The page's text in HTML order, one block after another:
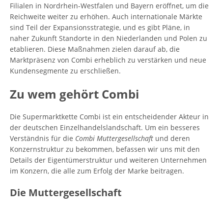
Filialen in Nordrhein-Westfalen und Bayern eröffnet, um die
Reichweite weiter zu erhöhen. Auch internationale Märkte
sind Teil der Expansionsstrategie, und es gibt Pläne, in
naher Zukunft Standorte in den Niederlanden und Polen zu
etablieren. Diese Maßnahmen zielen darauf ab, die
Marktpräsenz von Combi erheblich zu verstärken und neue
Kundensegmente zu erschließen.
Zu wem gehört Combi
Die Supermarktkette Combi ist ein entscheidender Akteur in
der deutschen Einzelhandelslandschaft. Um ein besseres
Verständnis für die Combi Muttergesellschaft und deren
Konzernstruktur zu bekommen, befassen wir uns mit den
Details der Eigentümerstruktur und weiteren Unternehmen
im Konzern, die alle zum Erfolg der Marke beitragen.
Die Muttergesellschaft